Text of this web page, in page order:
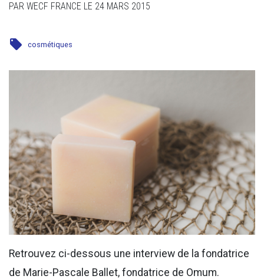
PAR WECF FRANCE LE 24 MARS 2015
local_offer cosmétiques
Retrouvez ci-dessous une interview de la fondatrice
de Marie-Pascale Ballet, fondatrice de Omum.